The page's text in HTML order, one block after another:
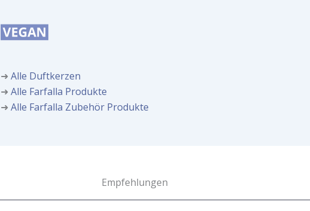
➜ Alle Duftkerzen
➜ Alle Farfalla Produkte
➜ Alle Farfalla Zubehör Produkte
Empfehlungen